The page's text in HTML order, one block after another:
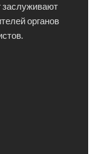
заслуживают
органов